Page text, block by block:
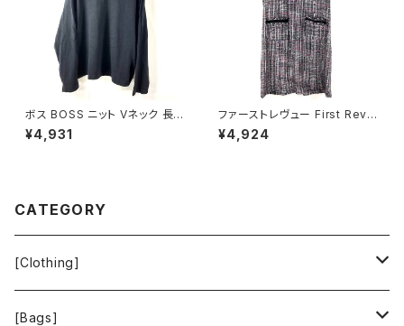
ボス BOSS ニット Vネック 長袖
無地 黒 900701
¥4,931
ファーストレヴュー First Revu
e 半袖ワンピース フリンジ バッ
クファスナー ポケット ヴィンテ
¥4,924
CATEGORY
[Clothing]
Krochet Kids International
[Bags]